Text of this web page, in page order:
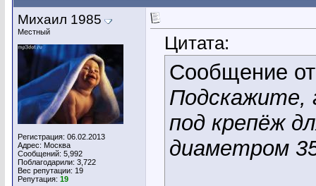
Михаил 1985
Местный
Регистрация: 06.02.2013
Адрес: Москва
Сообщений: 5,992
Поблагодарили: 3,722
Вес репутации: 19
Репутация: 19
Цитата:
Сообщение
Подскажите,
под крепёж
диаметром